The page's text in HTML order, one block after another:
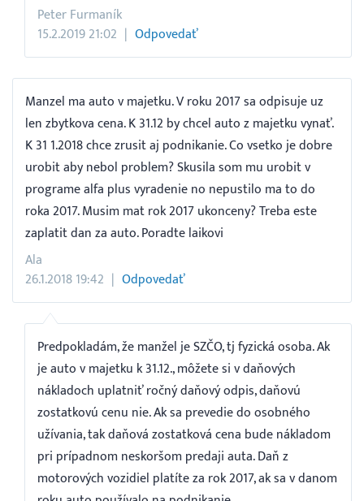
Peter Furmaník
15.2.2019 21:02
Odpovedať
Manzel ma auto v majetku. V roku 2017 sa odpisuje uz
len zbytkova cena. K 31.12 by chcel auto z majetku vynať.
K 31 1.2018 chce zrusit aj podnikanie. Co vsetko je dobre
urobit aby nebol problem? Skusila som mu urobit v
programe alfa plus vyradenie no nepustilo ma to do
roka 2017. Musim mat rok 2017 ukonceny? Treba este
zaplatit dan za auto. Poradte laikovi
Ala
26.1.2018 19:42
Odpovedať
Predpokladám, že manžel je SZČO, tj fyzická osoba. Ak
je auto v majetku k 31.12., môžete si v daňových
nákladoch uplatniť ročný daňový odpis, daňovú
zostatkovú cenu nie. Ak sa prevedie do osobného
užívania, tak daňová zostatková cena bude nákladom
pri prípadnom neskoršom predaji auta. Daň z
motorových vozidiel platíte za rok 2017, ak sa v danom